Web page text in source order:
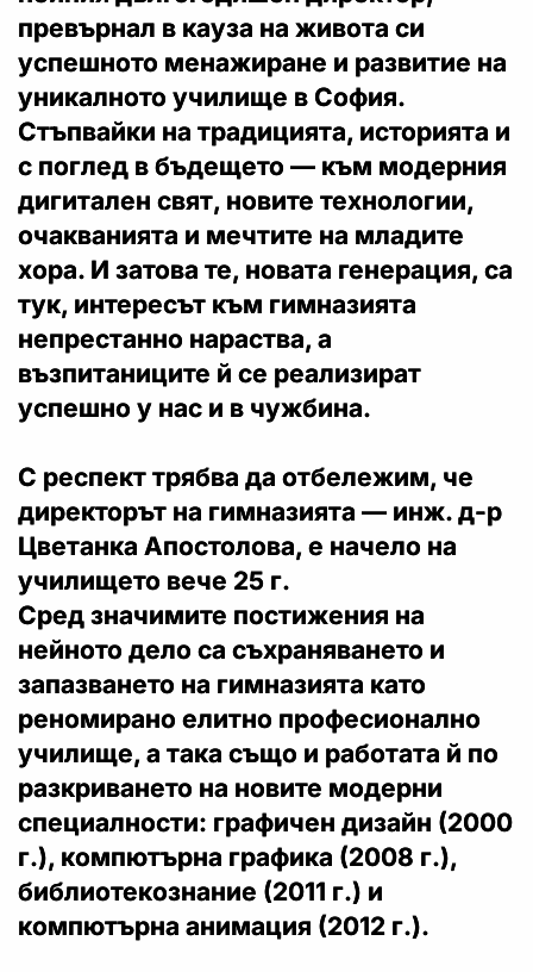
превърнал в кауза на живота си
успешното менажиране и развитие на
уникалното училище в София.
Стъпвайки на традицията, историята и
с поглед в бъдещето — към модерния
дигитален свят, новите технологии,
очакванията и мечтите на младите
хора. И затова те, новата генерация, са
тук, интересът към гимназията
непрестанно нараства, а
възпитаниците й се реализират
успешно у нас и в чужбина.
С респект трябва да отбележим, че
директорът на гимназията — инж. д-р
Цветанка Апостолова, е начело на
училището вече 25 г.
Сред значимите постижения на
нейното дело са съхраняването и
запазването на гимназията като
реномирано елитно професионално
училище, а така също и работата й по
разкриването на новите модерни
специалности: графичен дизайн (2000
г.), компютърна графика (2008 г.),
библиотекознание (2011 г.) и
компютърна анимация (2012 г.).